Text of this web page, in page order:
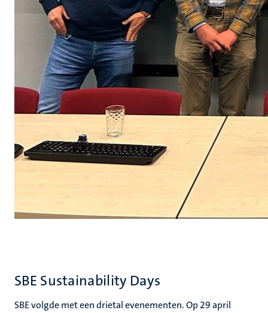
SBE Sustainability Days
SBE volgde met een drietal evenementen. Op 29 april